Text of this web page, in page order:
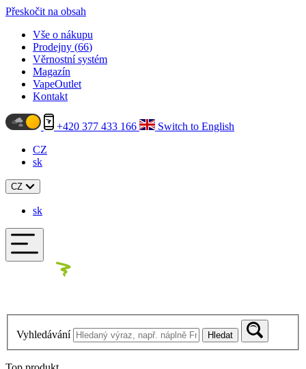
Přeskočit na obsah
Vše o nákupu
Prodejny (66)
Věrnostní systém
Magazín
VapeOutlet
Kontakt
+420 377 433 166
Switch to English
CZ
sk
CZ
sk
Vyhledávání Hledat